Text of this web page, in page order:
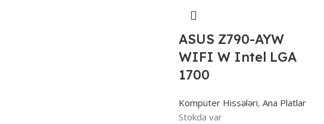
ASUS Z790-AYW
WIFI W Intel LGA
1700
Kompüter Hissələri, Ana Platlar
Stokda var